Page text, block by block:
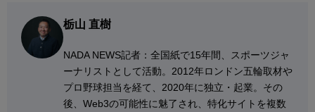
栃山 直樹
NADA NEWS記者：全国紙で15年間、スポーツジャ
ーナリストとして活動。2012年ロンドン五輪取材や
プロ野球担当を経て、2020年に独立・起業。その
後、Web3の可能性に魅了され、特化サイトを複数